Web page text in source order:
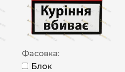
Фасовка:
Блок